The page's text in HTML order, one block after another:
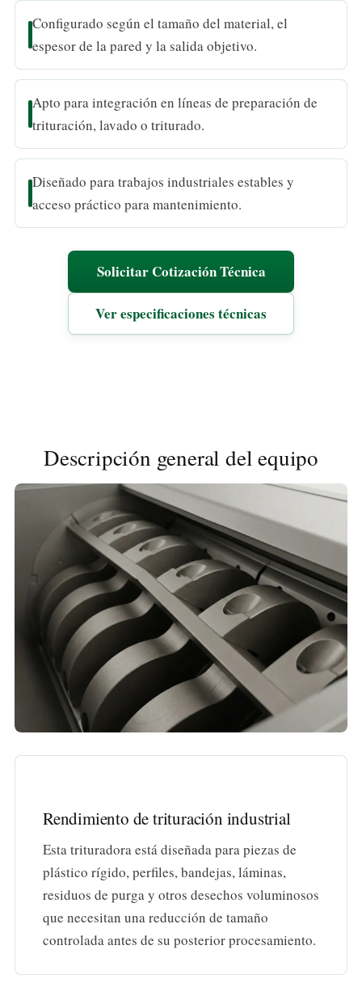
Configurado según el tamaño del material, el
espesor de la pared y la salida objetivo.
Apto para integración en líneas de preparación de
trituración, lavado o triturado.
Diseñado para trabajos industriales estables y
acceso práctico para mantenimiento.
Solicitar Cotización Técnica
Ver especificaciones técnicas
Descripción general del equipo
Rendimiento de trituración industrial
Esta trituradora está diseñada para piezas de
plástico rígido, perfiles, bandejas, láminas,
residuos de purga y otros desechos voluminosos
que necesitan una reducción de tamaño
controlada antes de su posterior procesamiento.